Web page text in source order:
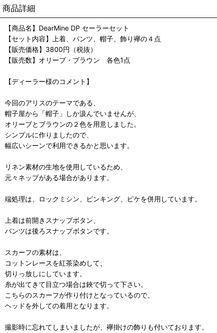
商品詳細
【商品名】DearMine DP セーラーセット
【セット内容】上着、パンツ、帽子、飾り襷の４点
【販売価格】3800円（税抜）
【販売数】オリーブ・ブラウン 各色1点
【ディーラー様のコメント】
今回のアリスのテーマである、
帽子屋から「帽子」しか汲んでいませんが、
オリーブとブラウンの２色を用意しました。
シンプルに作りましたので、
幅広いシーンで利用できるかと思います。
リネン素材の生地を使用しているため、
元々ネップがある場合があります。
端処理は、ロックミシン、ピンキング、ピケを併用しています。
上着は前開きスナップボタン、
パンツは後ろスナップボタンです。
スカーフの素材は、
コットンレースを紅茶染めして、
切りっ放しにしています。
糸が出てきて目立つ場合は鋏で切って下さい。
こちらのスカーフが作り付けとなっているので、
ヘッドを外しての着用となります。
撮影時に忘れてしまいましたが、襷掛けの飾りも付いております。